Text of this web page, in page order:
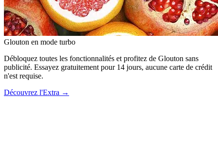
Glouton en mode turbo
Débloquez toutes les fonctionnalités et profitez de Glouton sans
publicité. Essayez gratuitement pour 14 jours, aucune carte de crédit
n'est requise.
Découvrez l'Extra →